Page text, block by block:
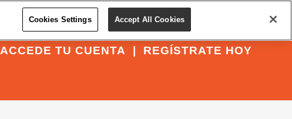
REGÍSTRATE HOY
ACCEDE TU CUENTA
Cookies Settings Accept All Cookies